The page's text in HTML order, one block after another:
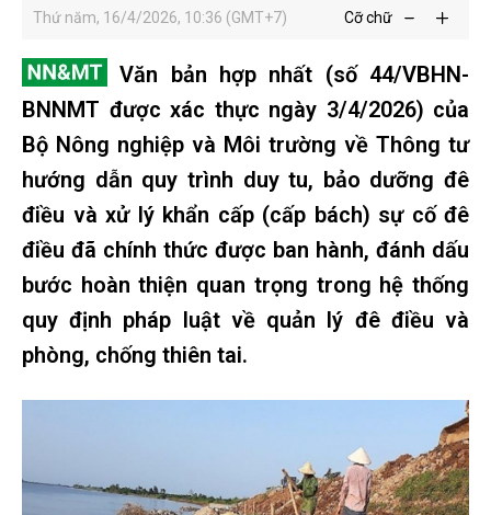
Thứ năm, 16/4/2026, 10:36 (GMT+7) Cỡ chữ
Văn bản hợp nhất (số 44/VBHN-
BNNMT được xác thực ngày 3/4/2026) của
Bộ Nông nghiệp và Môi trường về Thông tư
hướng dẫn quy trình duy tu, bảo dưỡng đê
điều và xử lý khẩn cấp (cấp bách) sự cố đê
điều đã chính thức được ban hành, đánh dấu
bước hoàn thiện quan trọng trong hệ thống
quy định pháp luật về quản lý đê điều và
phòng, chống thiên tai.